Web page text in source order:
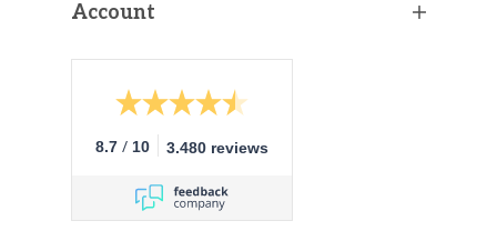
Account
8.7 / 10 3.480 reviews